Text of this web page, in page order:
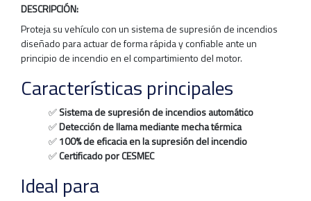
DESCRIPCIÓN:
Proteja su vehículo con un sistema de supresión de incendios
diseñado para actuar de forma rápida y confiable ante un
principio de incendio en el compartimiento del motor.
Características principales
✅Sistema de supresión de incendios automático
✅Detección de llama mediante mecha térmica
✅100% de eficacia en la supresión del incendio
✅Certificado por CESMEC
Ideal para